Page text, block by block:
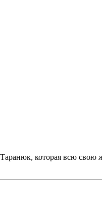
которая всю